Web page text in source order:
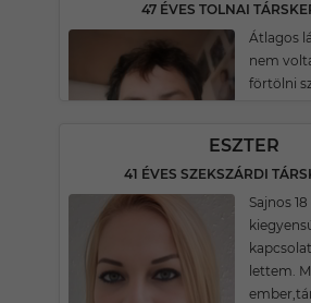
47 ÉVES TOLNAI
Átlagos
nem
förtölni
ESZTER
41 ÉVES SZEKSZÁRDI
Sajnos
lettem.